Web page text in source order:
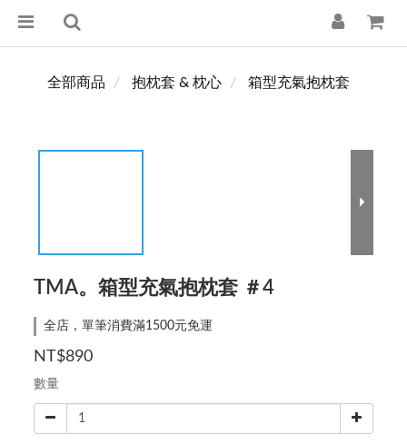
全部商品 抱枕套 & 枕心 箱型充氣抱枕套
TMA。箱型充氣抱枕套 ＃4
全店，單筆消費滿1500元免運
NT$890
數量